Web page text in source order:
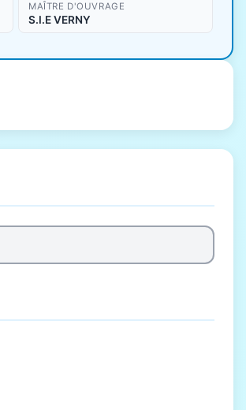
MAÎTRE D'OUVRAGE
S.I.E VERNY